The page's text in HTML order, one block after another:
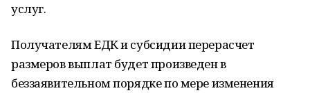
услуг.
Получателям ЕДК и субсидии перерасчет
размеров выплат будет произведен в
беззаявительном порядке по мере изменения